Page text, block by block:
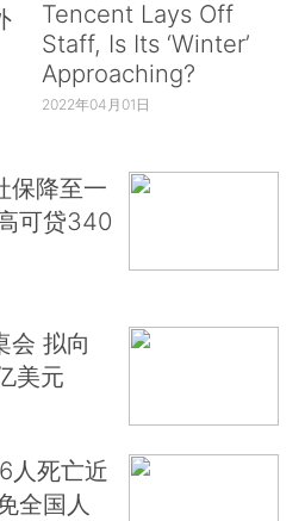
Tencent Lays Off
Staff, Is Its ‘Winter’
Approaching?
2022年04月01日
保降至一
可贷340
会 拟向
美元
人死亡近
全国人